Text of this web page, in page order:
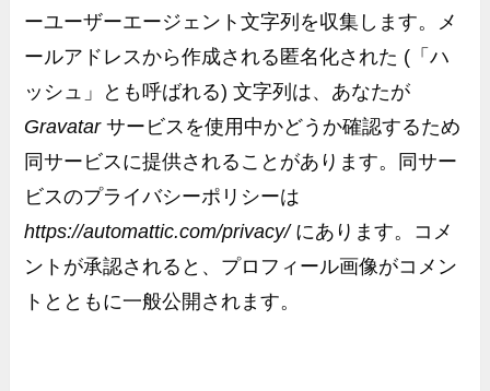
ーユーザーエージェント文字列を収集します。メ
ールアドレスから作成される匿名化された (「ハ
ッシュ」とも呼ばれる) 文字列は、あなたが
Gravatarサービスを使用中かどうか確認するため
同サービスに提供されることがあります。同サー
ビスのプライバシーポリシーは
https://automattic.com/privacy/ にあります。コメ
ントが承認されると、プロフィール画像がコメン
トとともに一般公開されます。